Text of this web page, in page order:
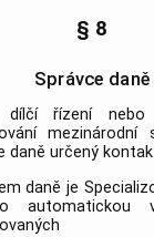
§ 8
Správce daně
dílčí řízení
mezinárodní
daně určený
daně je
oautomatickou